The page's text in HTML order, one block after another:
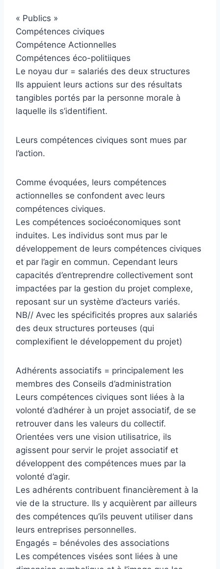
« Publics »
Compétences civiques
Compétence Actionnelles
Compétences éco-politiiques
Le noyau dur = salariés des deux structures
Ils appuient leurs actions sur des résultats
tangibles portés par la personne morale à
laquelle ils s’identifient.
Leurs compétences civiques sont mues par
l’action.
Comme évoquées, leurs compétences
actionnelles se confondent avec leurs
compétences civiques.
Les compétences socioéconomiques sont
induites. Les individus sont mus par le
développement de leurs compétences civiques
et par l’agir en commun. Cependant leurs
capacités d’entreprendre collectivement sont
impactées par la gestion du projet complexe,
reposant sur un système d’acteurs variés.
NB// Avec les spécificités propres aux salariés
des deux structures porteuses (qui
complexifient le développement du projet)
Adhérents associatifs = principalement les
membres des Conseils d’administration
Leurs compétences civiques sont liées à la
volonté d’adhérer à un projet associatif, de se
retrouver dans les valeurs du collectif.
Orientées vers une vision utilisatrice, ils
agissent pour servir le projet associatif et
développent des compétences mues par la
volonté d’agir.
Les adhérents contribuent financièrement à la
vie de la structure. Ils y acquièrent par ailleurs
des compétences qu’ils peuvent utiliser dans
leurs entreprises personnelles.
Engagés = bénévoles des associations
Les compétences visées sont liées à une